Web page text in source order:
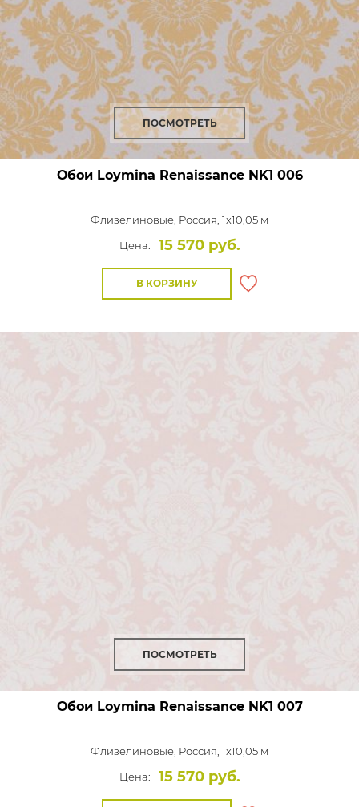
ПОСМОТРЕТЬ
Обои Loymina RenaissanceNK1 006
Флизелиновые, Россия, 1x10,05 м
Цена:
15 570 руб.
В КОРЗИНУ
ПОСМОТРЕТЬ
Обои Loymina RenaissanceNK1 007
Флизелиновые, Россия, 1x10,05 м
Цена:
15 570 руб.